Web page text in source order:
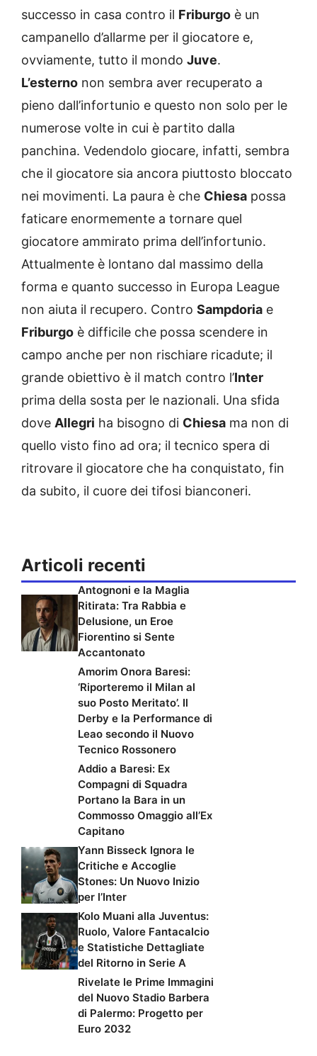
successo in casa contro il Friburgo è un
campanello d’allarme per il giocatore e,
ovviamente, tutto il mondo Juve.
L’esterno non sembra aver recuperato a
pieno dall’infortunio e questo non solo per le
numerose volte in cui è partito dalla
panchina. Vedendolo giocare, infatti, sembra
che il giocatore sia ancora piuttosto bloccato
nei movimenti. La paura è che Chiesa possa
faticare enormemente a tornare quel
giocatore ammirato prima dell’infortunio.
Attualmente è lontano dal massimo della
forma e quanto successo in Europa League
non aiuta il recupero. Contro Sampdoria e
Friburgo è difficile che possa scendere in
campo anche per non rischiare ricadute; il
grande obiettivo è il match contro l’Inter
prima della sosta per le nazionali. Una sfida
dove Allegri ha bisogno di Chiesa ma non di
quello visto fino ad ora; il tecnico spera di
ritrovare il giocatore che ha conquistato, fin
da subito, il cuore dei tifosi bianconeri.
Articoli recenti
Antognoni e la Maglia
Ritirata: Tra Rabbia e
Delusione, un Eroe
Fiorentino si Sente
Accantonato
Amorim Onora Baresi:
‘Riporteremo il Milan al
suo Posto Meritato’. Il
Derby e la Performance di
Leao secondo il Nuovo
Tecnico Rossonero
Addio a Baresi: Ex
Compagni di Squadra
Portano la Bara in un
Commosso Omaggio all’Ex
Capitano
Yann Bisseck Ignora le
Critiche e Accoglie
Stones: Un Nuovo Inizio
per l’Inter
Kolo Muani alla Juventus:
Ruolo, Valore Fantacalcio
e Statistiche Dettagliate
del Ritorno in Serie A
Rivelate le Prime Immagini
del Nuovo Stadio Barbera
di Palermo: Progetto per
Euro 2032